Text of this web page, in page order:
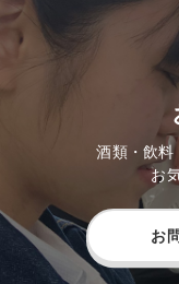
酒類・飲料
お
お